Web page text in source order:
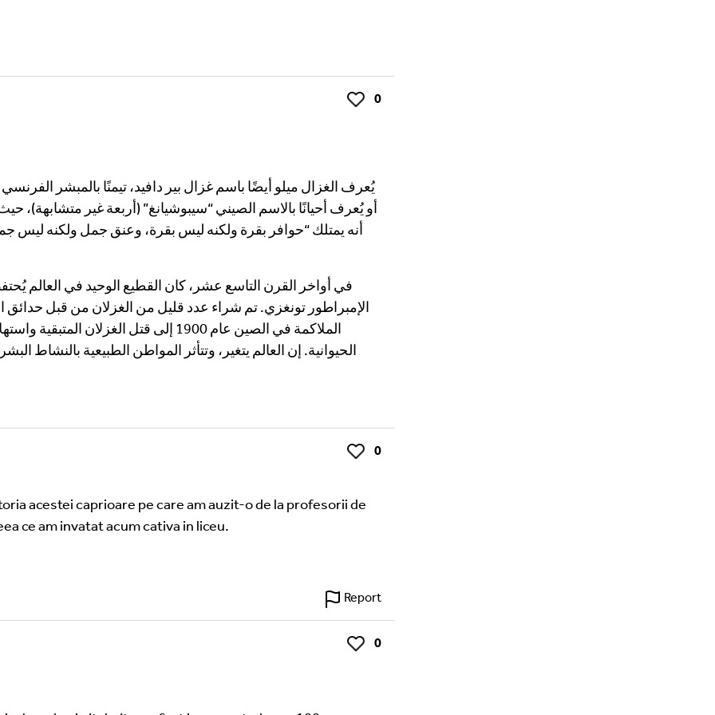
Like
0
أو يُعرف أحيانًا بالاسم الصيني “سيبوشيانغ” (أربعة غير متشابهة)،
أنه يمتلك “حوافر بقرة ولكنه ليس بقرة، وعنق جمل ولكنه ليس
في أواخر القرن التاسع عشر، كان القطيع الوحيد في العالم
الإمبراطور تونغزي. تم شراء عدد قليل من الغزلان من قبل حدائق
الملاكمة في الصين عام 1900 إلى قتل
الحيوانية. إن العالم يتغير، وتتأثر المواطن الطبيعية بالنشاط
Like
0
acestei caprioare pe care am auzit-o de la profesorii de
ce am invatat acum cativa in liceu.
Report
Like
0